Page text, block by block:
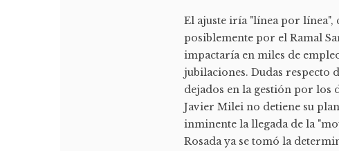
El ajuste iría "línea por línea",
posiblemente por el Ramal
impactaría en miles de
jubilaciones. Dudas respecto
dejados en la gestión por los
Javier Milei no detiene su
inminente la llegada de la
Rosada ya se tomó la